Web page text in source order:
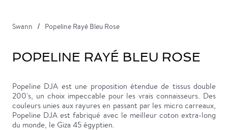
Swann Popeline Rayé Bleu Rose
POPELINE RAYÉ BLEU ROSE
Popeline DJA est une proposition étendue de tissus double
200's, un choix impeccable pour les vrais connaisseurs. Des
couleurs unies aux rayures en passant par les micro carreaux,
Popeline DJA est fabriqué avec le meilleur coton extra-long
du monde, le Giza 45 égyptien.